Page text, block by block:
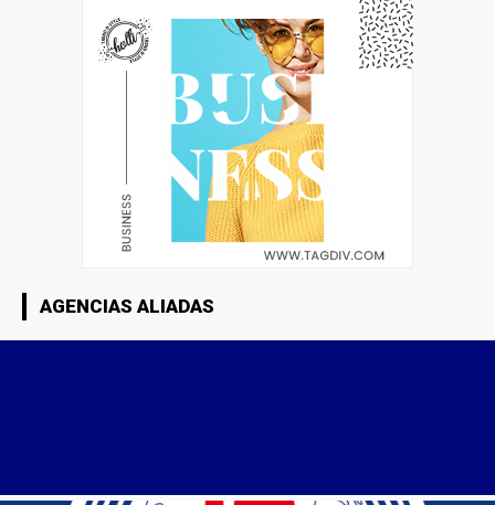
AGENCIAS ALIADAS